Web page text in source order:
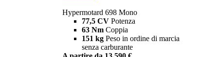
Hypermotard 698 Mono
77,5 CV Potenza
63 Nm Coppia
151 kg Peso in ordine di marcia
senza carburante